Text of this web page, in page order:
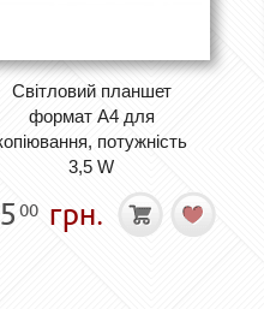
Світловий планшет
формат А4 для
потужність
3,5 W
00 грн.